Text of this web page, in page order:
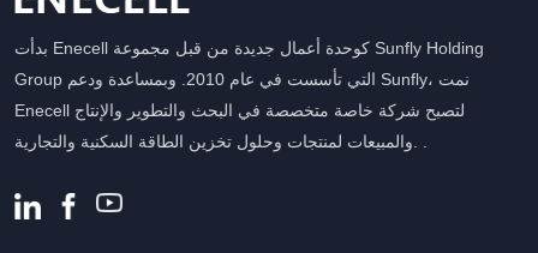
بدأت Enecell كوحدة أعمال جديدة من قبل مجموعة Sunfly Holding
Group التي تأسست في عام 2010. وبمساعدة ودعم Sunfly، نمت
Enecell لتصبح شركة خاصة متخصصة في البحث والتطوير والإنتاج